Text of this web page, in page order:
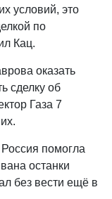
условий, это
по
Кац.
оказать
сделку об
Газа 7
помогла
останки
без вести ещё в